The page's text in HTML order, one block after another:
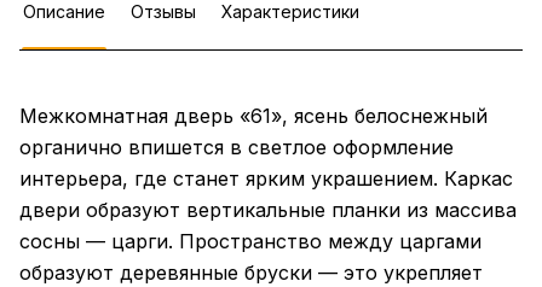
Описание Отзывы Характеристики
Межкомнатная дверь «61», ясень белоснежный
органично впишется в светлое оформление
интерьера, где станет ярким украшением. Каркас
двери образуют вертикальные планки из массива
сосны — царги. Пространство между царгами
образуют деревянные бруски — это укрепляет